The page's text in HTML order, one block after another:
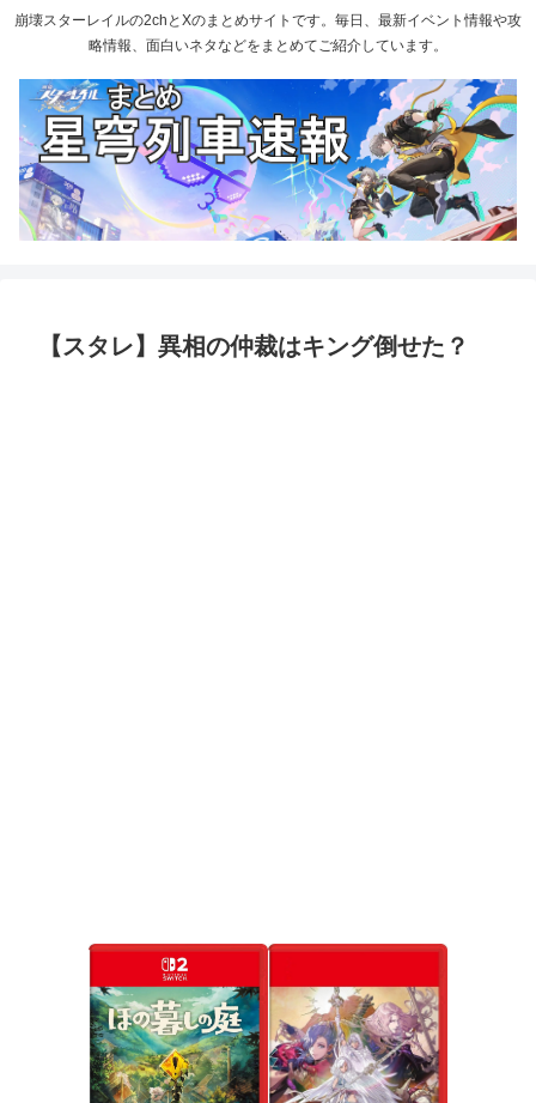
崩壊スターレイルの2chとXのまとめサイトです。毎日、最新イベント情報や攻
略情報、面白いネタなどをまとめてご紹介しています。
【スタレ】異相の仲裁はキング倒せた？